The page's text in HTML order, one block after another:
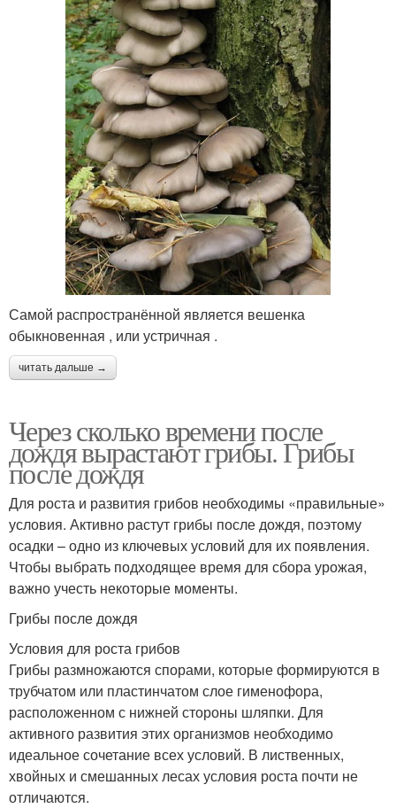
Самой распространённой является вешенка
обыкновенная , или устричная .
читать дальше →
Через сколько времени после
дождя вырастают грибы. Грибы
после дождя
Для роста и развития грибов необходимы «правильные»
условия. Активно растут грибы после дождя, поэтому
осадки – одно из ключевых условий для их появления.
Чтобы выбрать подходящее время для сбора урожая,
важно учесть некоторые моменты.
Грибы после дождя
Условия для роста грибов
Грибы размножаются спорами, которые формируются в
трубчатом или пластинчатом слое гименофора,
расположенном с нижней стороны шляпки. Для
активного развития этих организмов необходимо
идеальное сочетание всех условий. В лиственных,
хвойных и смешанных лесах условия роста почти не
отличаются.